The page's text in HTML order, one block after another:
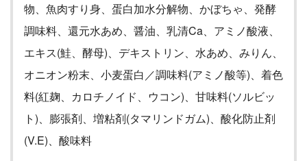
物、魚肉すり身、蛋白加水分解物、かぼちゃ、発酵
調味料、還元水あめ、醤油、乳清Ca、アミノ酸液、
エキス(鮭、酵母)、デキストリン、水あめ、みりん、
オニオン粉末、小麦蛋白／調味料(アミノ酸等)、着色
料(紅麹、カロチノイド、ウコン)、甘味料(ソルビッ
ト)、膨張剤、増粘剤(タマリンドガム)、酸化防止剤
(V.E)、酸味料